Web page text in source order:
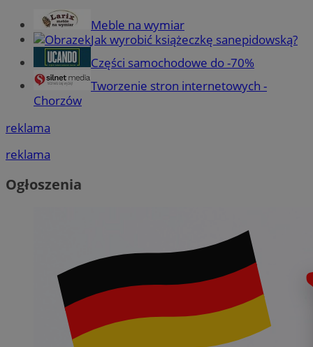
Meble na wymiar
Jak wyrobić książeczkę sanepidowską?
Części samochodowe do -70%
Tworzenie stron internetowych -
Chorzów
reklama
reklama
Ogłoszenia